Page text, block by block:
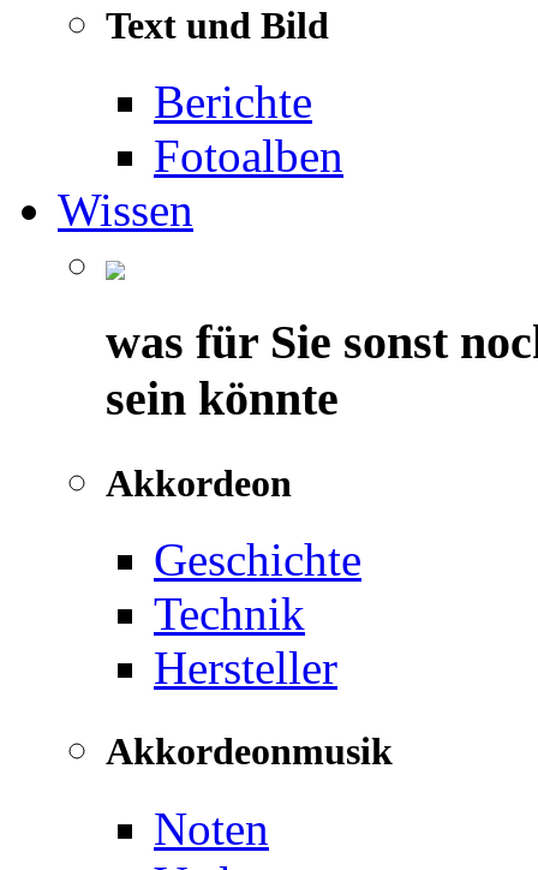
Text und Bild
Berichte
Fotoalben
Wissen
was für Sie sonst
sein könnte
Akkordeon
Geschichte
Technik
Hersteller
Akkordeonmusik
Noten